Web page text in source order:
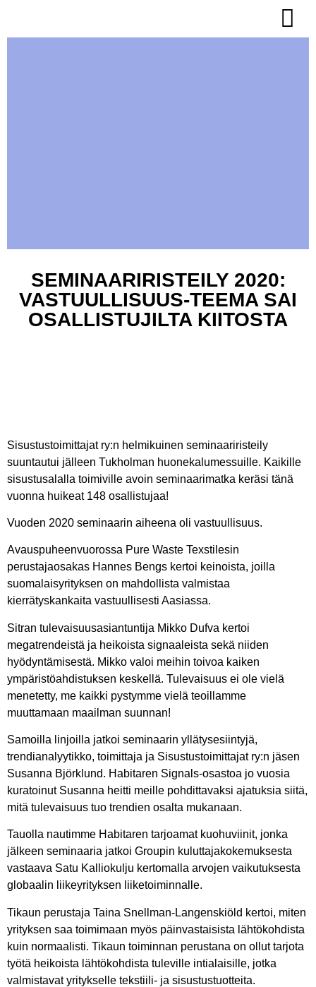
SEMINAARIRISTEILY 2020:
VASTUULLISUUS-TEEMA SAI
OSALLISTUJILTA KIITOSTA
Sisustustoimittajat ry:n helmikuinen seminaariristeily
suuntautui jälleen Tukholman huonekalumessuille. Kaikille
sisustusalalla toimiville avoin seminaarimatka keräsi tänä
vuonna huikeat 148 osallistujaa!
Vuoden 2020 seminaarin aiheena oli vastuullisuus.
Avauspuheenvuorossa Pure Waste Texstilesin
perustajaosakas Hannes Bengs kertoi keinoista, joilla
suomalaisyrityksen on mahdollista valmistaa
kierrätyskankaita vastuullisesti Aasiassa.
Sitran tulevaisuusasiantuntija Mikko Dufva kertoi
megatrendeistä ja heikoista signaaleista sekä niiden
hyödyntämisestä. Mikko valoi meihin toivoa kaiken
ympäristöahdistuksen keskellä. Tulevaisuus ei ole vielä
menetetty, me kaikki pystymme vielä teoillamme
muuttamaan maailman suunnan!
Samoilla linjoilla jatkoi seminaarin yllätysesiintyjä,
trendianalyytikko, toimittaja ja Sisustustoimittajat ry:n jäsen
Susanna Björklund. Habitaren Signals-osastoa jo vuosia
kuratoinut Susanna heitti meille pohdittavaksi ajatuksia siitä,
mitä tulevaisuus tuo trendien osalta mukanaan.
Tauolla nautimme Habitaren tarjoamat kuohuviinit, jonka
jälkeen seminaaria jatkoi Groupin kuluttajakokemuksesta
vastaava Satu Kalliokulju kertomalla arvojen vaikutuksesta
globaalin liikeyrityksen liiketoiminnalle.
Tikaun perustaja Taina Snellman-Langenskiöld kertoi, miten
yrityksen saa toimimaan myös päinvastaisista lähtökohdista
kuin normaalisti. Tikaun toiminnan perustana on ollut tarjota
työtä heikoista lähtökohdista tuleville intialaisille, jotka
valmistavat yritykselle tekstiili- ja sisustustuotteita.